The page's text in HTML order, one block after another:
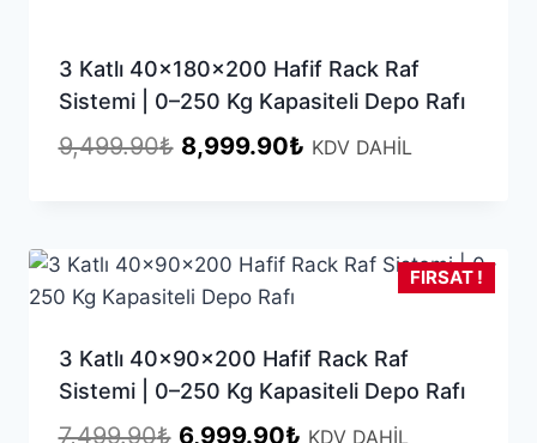
3 Katlı 40x180x200 Hafif Rack Raf
Sistemi | 0–250 Kg Kapasiteli Depo Rafı
9,499.90₺ Orijinal
8,999.90₺Şu
8,999.90₺.
KDV DAHİL
FIRSAT !
3 Katlı 40x90x200 Hafif Rack Raf
Sistemi | 0–250 Kg Kapasiteli Depo Rafı
7,499.90₺ Orijinal
6,999.90₺Şu
KDV DAHİL